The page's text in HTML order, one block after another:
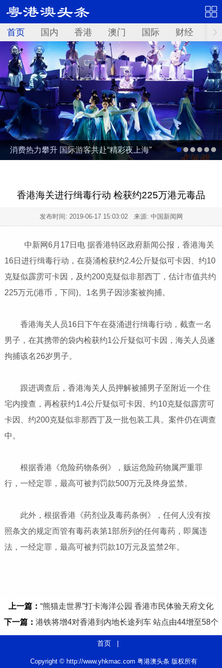
首页 国内 香港 澳门 国际 财经 资
消费热力攀升 国际游客共赴“精彩夜上海”
香港海关进行缉毒行动 检获约225万港元毒品
发布时间: 2019-06-17 15:03:02来源: 中国新闻网
中新网6月17日电 据香港特区政府新闻公报，香港海关
16日进行缉毒行动，在葵涌检获约2.4公斤疑似可卡因、约10
克疑似霹雳可卡因，及约200克疑似非那西丁，估计市值共约
225万元(港币，下同)。1名男子因涉案被拘捕。
香港海关人员16日下午在葵涌进行缉毒行动，截查一名
男子，在其携带的袋内检获约1公斤疑似可卡因，海关人员遂
拘捕该名26岁男子。
跟进调查后，香港海关人员押解被捕男子至附近一个住
宅内搜查，再检获约1.4公斤疑似可卡因、约10克疑似霹雳可
卡因、约200克疑似非那西丁及一批包装工具。案件仍在调查
中。
根据香港《危险药物条例》，贩运危险药物属严重罪
行，一经定罪，最高可被判罚款500万元及终身监禁。
此外，根据香港《药剂业及毒药条例》，任何人没有按
照条文的规定而管有毒药表第1部所列的任何毒药，即属违
法，一经定罪，最高可被判罚款10万元及监禁2年。
上一篇： “熊猫走世界”打卡海洋公园 香港市民体验天府文化
下一篇： 港铁将增4对香港到内地长途列车 站点由44增至58个
首页 |
Copyright © http://www.yhkmac.com 粤港澳头条 版权所有